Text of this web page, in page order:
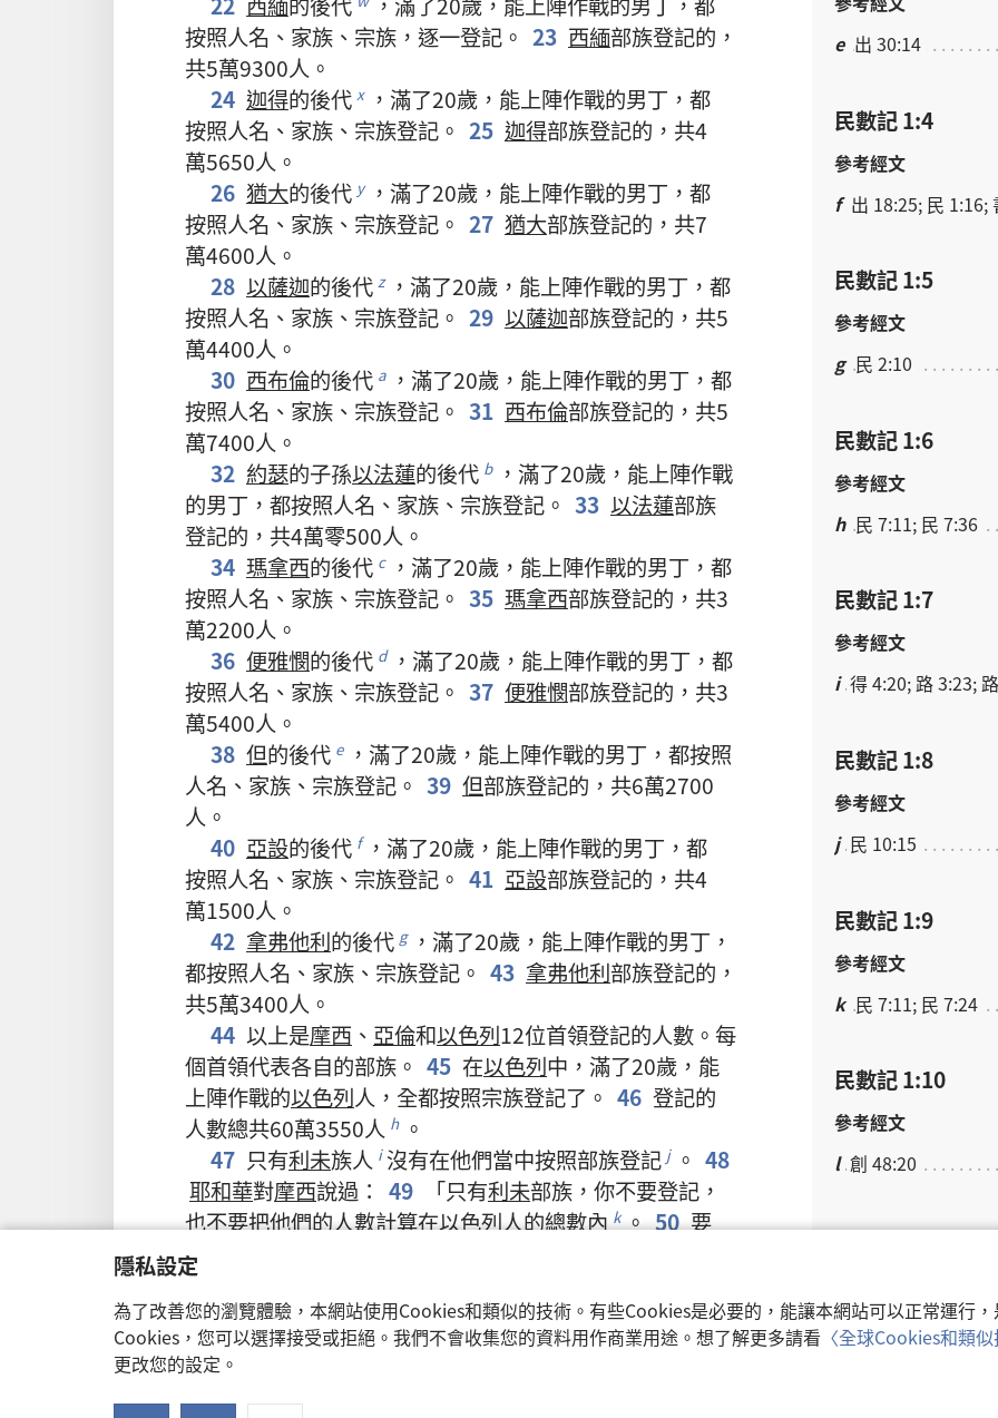
隱私設定
為了改善您的瀏覽體驗，本網站使用Cookies和類似的技術。有些Cookies是必要的，能讓本網站可以正常運行
Cookies，您可以選擇接受或拒絕。我們不會收集您的資料用作商業用途。想了解更多請看 〈全球Cookies和類
更改您的設定。
按照人名 、 家族 、 宗族 ， 逐一登記 。 23 西緬部族登記的 ，
共5萬9300人 。
24 迦得的後代 x ， 滿了20歲 ， 能上陣作戰的男丁 ， 都
按照人名 、 家族 、 宗族登記 。 25 迦得部族登記的 ， 共4
萬5650人 。
26 猶大的後代 y ， 滿了20歲 ， 能上陣作戰的男丁 ， 都
按照人名 、 家族 、 宗族登記 。 27 猶大部族登記的 ， 共7
萬4600人 。
28 以薩迦的後代 z ， 滿了20歲 ， 能上陣作戰的男丁 ， 都
按照人名 、 家族 、 宗族登記 。 29 以薩迦部族登記的 ， 共5
萬4400人 。
30 西布倫的後代 a ， 滿了20歲 ， 能上陣作戰的男丁 ， 都
按照人名 、 家族 、 宗族登記 。 31 西布倫部族登記的 ， 共5
萬7400人 。
32 約瑟的子孫以法蓮的後代 b ， 滿了20歲 ， 能上陣作戰
的男丁 ， 都按照人名 、 家族 、 宗族登記 。 33 以法蓮部族
登記的 ， 共4萬零500人 。
34 瑪拿西的後代 c ， 滿了20歲 ， 能上陣作戰的男丁 ， 都
按照人名 、 家族 、 宗族登記 。 35 瑪拿西部族登記的 ， 共3
萬2200人 。
36 便雅憫的後代 d ， 滿了20歲 ， 能上陣作戰的男丁 ， 都
按照人名 、 家族 、 宗族登記 。 37 便雅憫部族登記的 ， 共3
萬5400人 。
38 但的後代 e ， 滿了20歲 ， 能上陣作戰的男丁 ， 都按照
人名 、 家族 、 宗族登記 。 39 但部族登記的 ， 共6萬2700
人 。
40 亞設的後代 f ， 滿了20歲 ， 能上陣作戰的男丁 ， 都
按照人名 、 家族 、 宗族登記 。 41 亞設部族登記的 ， 共4
萬1500人 。
42 拿弗他利的後代 g ， 滿了20歲 ， 能上陣作戰的男丁 ，
都按照人名 、 家族 、 宗族登記 。 43 拿弗他利部族登記的 ，
共5萬3400人 。
44 以上是摩西 、 亞倫和以色列12位首領登記的人數 。 每
個首領代表各自的部族 。 45 在以色列中 ， 滿了20歲 ， 能
上陣作戰的以色列人 ， 全都按照宗族登記了 。 46 登記的
人數總共60萬3550人 h 。
47 只有利未族人 i 沒有在他們當中按照部族登記 j 。 48
耶和華對摩西說過 ： 49 「只有利未部族 ， 你不要登記 ，
也不要把他們的人數計算在以色列人的總數內 k 。 50 要
委派
照料
，在聖幕裡服務 o ，在聖幕四周紮營 p 。 51 搬運聖幕的
時候，利未族人要負責拆卸 q ；設立聖幕的時候，利未族人
要負責
52 「以色列
e 出 30:14
民數記 1:4
參考經文
f 出 18:25; 民 1:16;
民數記 1:5
參考經文
g 民 2:10
民數記 1:6
參考經文
h 民 7:11; 民 7:36
民數記 1:7
參考經文
i 得 4:20; 路 3:23;
民數記 1:8
參考經文
j 民 10:15
民數記 1:9
參考經文
k 民 7:11; 民 7:24
民數記 1:10
參考經文
l 創 48:20
民數記 1:11
m 民 2:22